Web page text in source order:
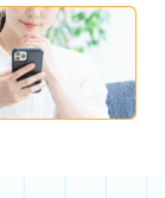
名所。 ソメイ
でなく、八重桜
など種類も豊富
期間楽しめるの
す。 見頃：4月中旬～下旬
鳥谷ヶ崎公園市
ったりお花見